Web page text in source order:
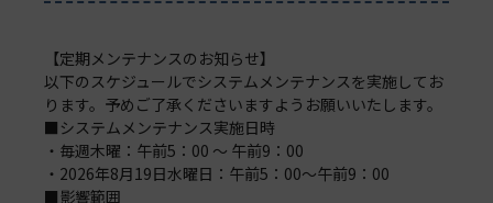
【定期メンテナンスのお知らせ】
以下のスケジュールでシステムメンテナンスを実施してお
ります。予めご了承くださいますようお願いいたします。
■システムメンテナンス実施日時
・毎週木曜：午前5：00 ～ 午前9：00
・2026年8月19日水曜日：午前5：00～午前9：00
■影響範囲